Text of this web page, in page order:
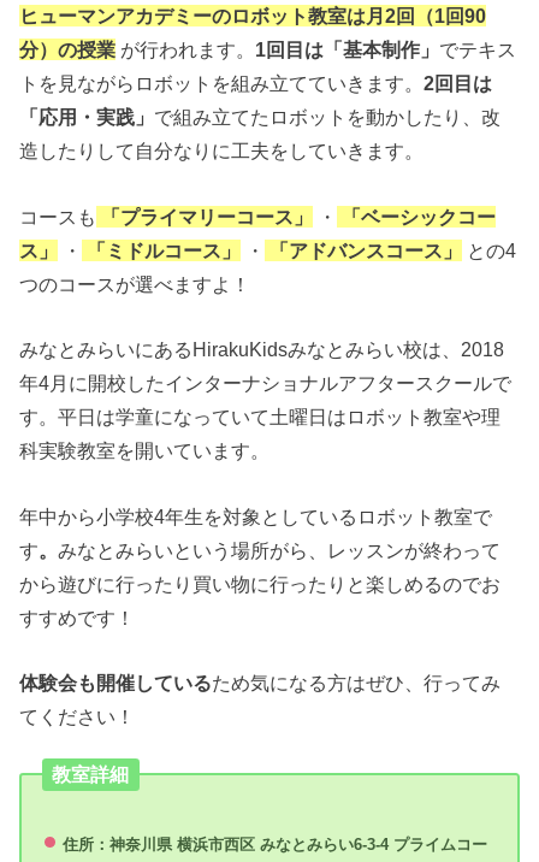
ヒューマンアカデミーのロボット教室は月2回（1回90
分）の授業 が行われます。 1回目は「基本制作」 でテキス
トを見ながらロボットを組み立てていきます。2回目は
「応用・実践」 で組み立てたロボットを動かしたり、改
造したりして自分なりに工夫をしていきます。
コースも 「プライマリーコース」 ・
「ベーシックコー
ス」
・ 「ミドルコース」 ・ 「アドバンスコース」
との4
つのコースが選べますよ！
みなとみらいにあるHirakuKidsみなとみらい校は、2018
年4月に開校したインターナショナルアフタースクールで
す。平日は学童になっていて土曜日はロボット教室や理
科実験教室を開いています。
年中から小学校4年生を対象としているロボット教室で
す 。 みなとみらいという場所がら、レッスンが終わって
から遊びに行ったり買い物に行ったりと楽しめるのでお
すすめです！
体験会も開催しているため気になる方はぜひ、行ってみ
てください！
教室詳細
住所：神奈川県 横浜市西区 みなとみらい6-3-4 プライムコー